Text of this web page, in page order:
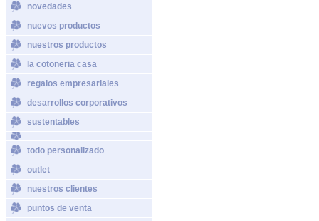
novedades
nuevos productos
nuestros productos
la cotoneria casa
regalos empresariales
desarrollos corporativos
sustentables
todo personalizado
outlet
nuestros clientes
puntos de venta